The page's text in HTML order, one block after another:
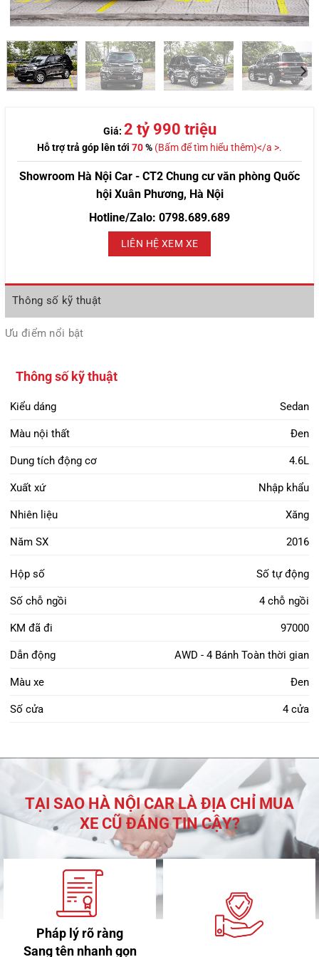
Giá: 2 tỷ 990 triệu
Hỗ trợ trả góp lên tới 70% (Bấm để tìm hiểu thêm)</a >.
Showroom Hà Nội Car - CT2 Chung cư văn phòng Quốc
hội Xuân Phương, Hà Nội
Hotline/Zalo: 0798.689.689
LIÊN HỆ XEM XE
Thông số kỹ thuật
Ưu điểm nổi bật
Thông số kỹ thuật
Kiểu dáng Sedan
Màu nội thất Đen
Dung tích động cơ 4.6L
Xuất xứ Nhập khẩu
Nhiên liệu Xăng
Năm SX 2016
Hộp số Số tự động
Số chỗ ngồi 4 chỗ ngồi
KM đã đi 97000
Dẫn động AWD - 4 Bánh Toàn thời gian
Màu xe Đen
Số cửa 4 cửa
TẠI SAO HÀ NỘI CAR LÀ ĐỊA CHỈ MUA
XE CŨ ĐÁNG TIN CẬY?
Pháp lý rõ ràng
Sang tên nhanh gọn